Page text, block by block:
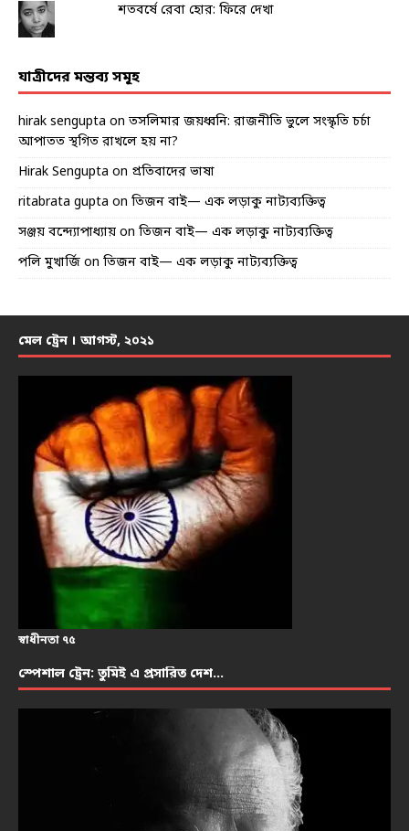
শতবর্ষে রেবা হোর: ফিরে দেখা
যাত্রীদের মন্তব্য সমূহ
hirak sengupta on তসলিমার জয়ধ্বনি: রাজনীতি ভুলে সংস্কৃতি চর্চা
আপাতত স্থগিত রাখলে হয় না?
Hirak Sengupta on প্রতিবাদের ভাষা
ritabrata gupta on তিজন বাই— এক লড়াকু নাট্যব্যক্তিত্ব
সঞ্জয় বন্দ্যোপাধ্যায় on তিজন বাই— এক লড়াকু নাট্যব্যক্তিত্ব
পলি মুখার্জি on তিজন বাই— এক লড়াকু নাট্যব্যক্তিত্ব
মেল ট্রেন । আগস্ট, ২০২১
স্বাধীনতা ৭৫
স্পেশাল ট্রেন: তুমিই এ প্রসারিত দেশ…